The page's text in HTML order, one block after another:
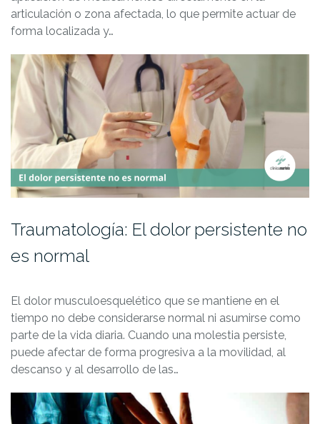
articulación o zona afectada, lo que permite actuar de
forma localizada y…
Traumatología: El dolor persistente no
es normal
El dolor musculoesquelético que se mantiene en el
tiempo no debe considerarse normal ni asumirse como
parte de la vida diaria. Cuando una molestia persiste,
puede afectar de forma progresiva a la movilidad, al
descanso y al desarrollo de las…